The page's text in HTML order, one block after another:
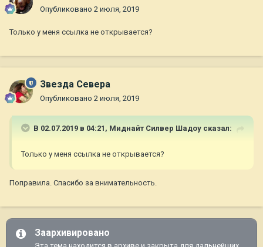
Опубликовано 2 июля, 2019
Только у меня ссылка не открывается?
Звезда Севера
Опубликовано 2 июля, 2019
В 02.07.2019 в 04:21, Миднайт Силвер Шадоу сказал:
Только у меня ссылка не открывается?
Поправила. Спасибо за внимательность.
Заархивировано